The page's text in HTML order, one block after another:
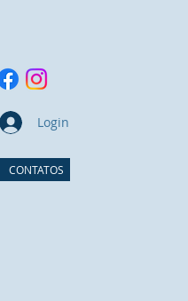
Login
CONTATOS